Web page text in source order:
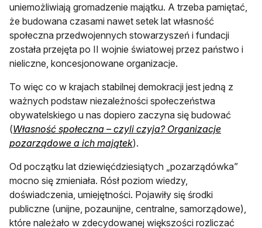
uniemożliwiają gromadzenie majątku. A trzeba pamiętać,
że budowana czasami nawet setek lat własność
społeczna przedwojennych stowarzyszeń i fundacji
została przejęta po II wojnie światowej przez państwo i
nieliczne, koncesjonowane organizacje.
To więc co w krajach stabilnej demokracji jest jedną z
ważnych podstaw niezależności społeczeństwa
obywatelskiego u nas dopiero zaczyna się budować
(Własność społeczna – czyli czyja? Organizacje
pozarządowe a ich majątekotwiera się w nowej karcie
).
Od początku lat dziewięćdziesiątych „pozarządówka”
mocno się zmieniała. Rósł poziom wiedzy,
doświadczenia, umiejętności. Pojawiły się środki
publiczne (unijne, pozaunijne, centralne, samorządowe),
które należało w zdecydowanej większości rozliczać